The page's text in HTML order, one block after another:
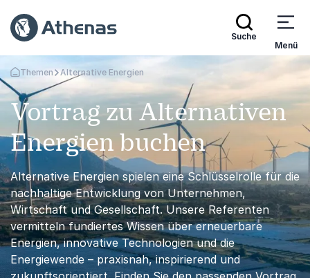
Suche
Menü
Zurück zur Startseite
Themen Alternative Energien
Vortrag zu Alternativen
Energien buchen
Alternative Energien spielen eine Schlüsselrolle für die
nachhaltige Entwicklung von Unternehmen,
Wirtschaft und Gesellschaft. Unsere Referenten
vermitteln fundiertes Wissen über erneuerbare
Energien, innovative Technologien und die
Energiewende – praxisnah, inspirierend und